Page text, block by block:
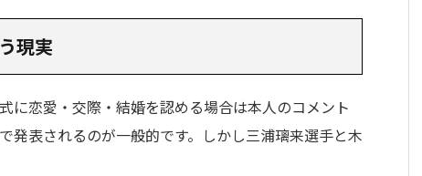
現実
に恋愛・交際・結婚を認める場合は本人のコメント
発表されるのが一般的です。しかし三浦璃来選手と木